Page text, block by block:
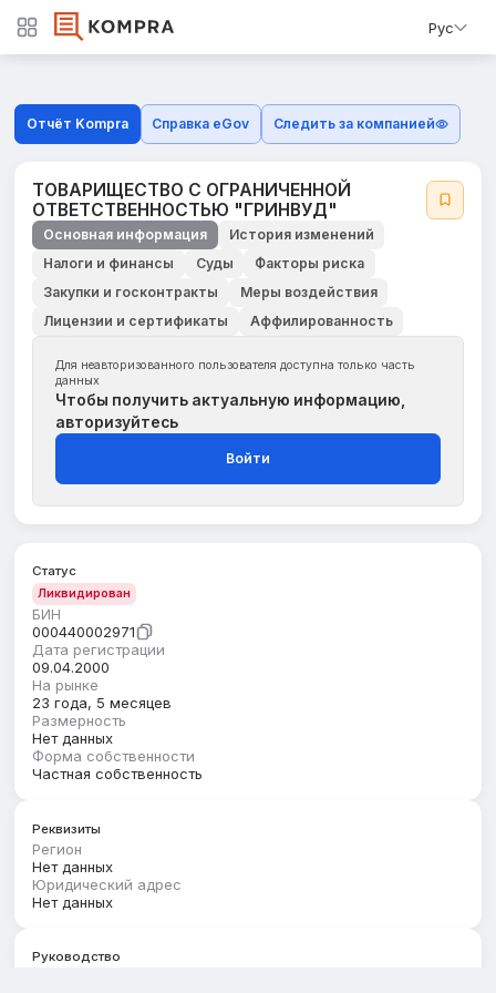
Рус
Отчёт Kompra Справка eGov Следить за компанией
ТОВАРИЩЕСТВО С ОГРАНИЧЕННОЙ
ОТВЕТСТВЕННОСТЬЮ "ГРИНВУД"
Основная информация
История изменений
Налоги и финансы
Суды
Факторы риска
Закупки и госконтракты
Меры воздействия
Лицензии и сертификаты
Аффилированность
Для неавторизованного пользователя доступна только часть
данных
Чтобы получить актуальную информацию,
авторизуйтесь
Войти
Статус
Ликвидирован
БИН
000440002971
Дата регистрации
09.04.2000
На рынке
23 года, 5 месяцев
Размерность
Нет данных
Форма собственности
Частная собственность
Реквизиты
Регион
Нет данных
Юридический адрес
Нет данных
Руководство